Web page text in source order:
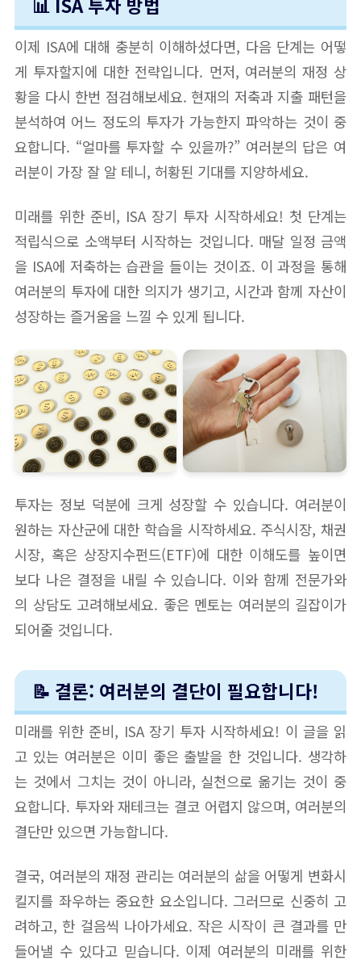
이제 ISA에 대해 충분히 이해하셨다면, 다음 단계는 어떻
게 투자할지에 대한 전략입니다. 먼저, 여러분의 재정 상
황을 다시 한번 점검해보세요. 현재의 저축과 지출 패턴을
분석하여 어느 정도의 투자가 가능한지 파악하는 것이 중
요합니다. “얼마를 투자할 수 있을까?” 여러분의 답은 여
러분이 가장 잘 알 테니, 허황된 기대를 지양하세요.
미래를 위한 준비, ISA 장기 투자 시작하세요! 첫 단계는
적립식으로 소액부터 시작하는 것입니다. 매달 일정 금액
을 ISA에 저축하는 습관을 들이는 것이죠. 이 과정을 통해
여러분의 투자에 대한 의지가 생기고, 시간과 함께 자산이
성장하는 즐거움을 느낄 수 있게 됩니다.
투자는 정보 덕분에 크게 성장할 수 있습니다. 여러분이
원하는 자산군에 대한 학습을 시작하세요. 주식시장, 채권
시장, 혹은 상장지수펀드(ETF)에 대한 이해도를 높이면
보다 나은 결정을 내릴 수 있습니다. 이와 함께 전문가와
의 상담도 고려해보세요. 좋은 멘토는 여러분의 길잡이가
되어줄 것입니다.
📝 결론: 여러분의 결단이 필요합니다!
미래를 위한 준비, ISA 장기 투자 시작하세요! 이 글을 읽
고 있는 여러분은 이미 좋은 출발을 한 것입니다. 생각하
는 것에서 그치는 것이 아니라, 실천으로 옮기는 것이 중
요합니다. 투자와 재테크는 결코 어렵지 않으며, 여러분의
결단만 있으면 가능합니다.
결국, 여러분의 재정 관리는 여러분의 삶을 어떻게 변화시
킬지를 좌우하는 중요한 요소입니다. 그러므로 신중히 고
려하고, 한 걸음씩 나아가세요. 작은 시작이 큰 결과를 만
들어낼 수 있다고 믿습니다. 이제 여러분의 미래를 위한